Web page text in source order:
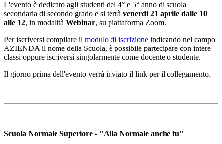
L'evento è dedicato agli studenti del 4° e 5° anno di scuola
secondaria di secondo grado e si terrà venerdì 21 aprile dalle 10
alle 12, in modalità Webinar, su piattaforma Zoom.
Per iscriversi compilare il modulo di iscrizione indicando nel campo
AZIENDA il nome della Scuola, è possibile partecipare con intere
classi oppure iscriversi singolarmente come docente o studente.
Il giorno prima dell'evento verrà inviato il link per il collegamento.
Scuola Normale Superiore - "Alla Normale anche tu"